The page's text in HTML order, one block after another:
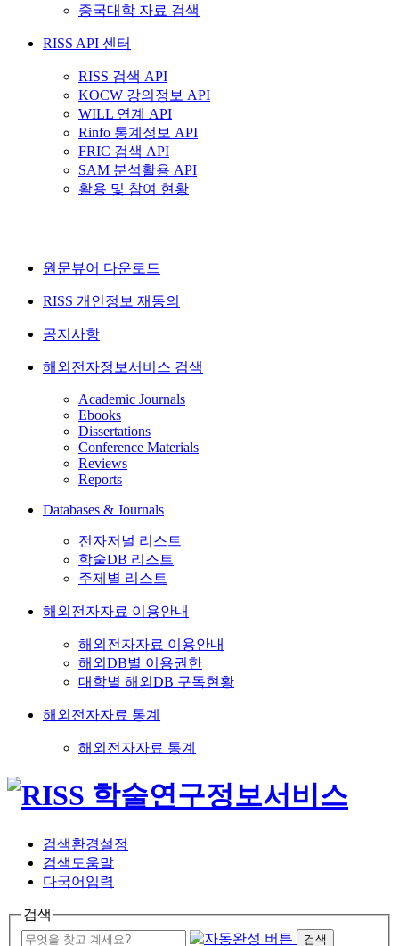
중국대학 자료 검색
RISS API 센터
RISS 검색 API
KOCW 강의정보 API
WILL 연계 API
Rinfo 통계정보 API
FRIC 검색 API
SAM 분석활용 API
활용 및 참여 현황
원문뷰어 다운로드
RISS 개인정보 재동의
공지사항
해외전자정보서비스 검색
Academic Journals
Ebooks
Dissertations
Conference Materials
Reviews
Reports
Databases & Journals
전자저널 리스트
학술DB 리스트
주제별 리스트
해외전자자료 이용안내
해외전자자료 이용안내
해외DB별 이용권한
대학별 해외DB 구독현황
해외전자자료 통계
해외전자자료 통계
검색환경설정
검색도움말
다국어입력
검색
검색